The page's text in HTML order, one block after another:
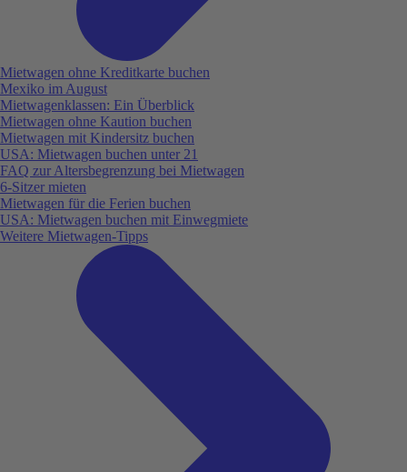
Mietwagen ohne Kreditkarte buchen
Mexiko im August
Mietwagenklassen: Ein Überblick
Mietwagen ohne Kaution buchen
Mietwagen mit Kindersitz buchen
USA: Mietwagen buchen unter 21
FAQ zur Altersbegrenzung bei Mietwagen
6-Sitzer mieten
Mietwagen für die Ferien buchen
USA: Mietwagen buchen mit Einwegmiete
Weitere Mietwagen-Tipps